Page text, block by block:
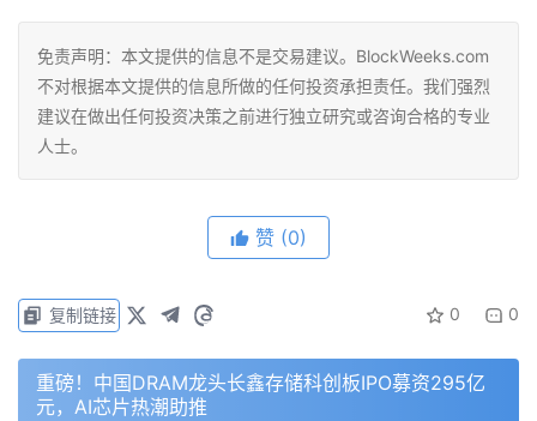
免责声明：本文提供的信息不是交易建议。BlockWeeks.com
不对根据本文提供的信息所做的任何投资承担责任。我们强烈
建议在做出任何投资决策之前进行独立研究或咨询合格的专业
人士。
赞 (0)
0 0
复制链接
重磅！中国DRAM龙头长鑫存储科创板IPO募资295亿
元，AI芯片热潮助推